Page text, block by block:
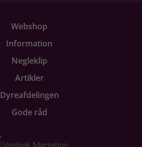
Webshop
Information
Negleklip
Artikler
Dyreafdelingen
Gode råd